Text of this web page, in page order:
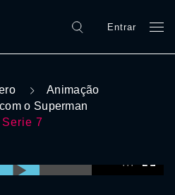
Entrar
Animação
o Superman
Serie 7